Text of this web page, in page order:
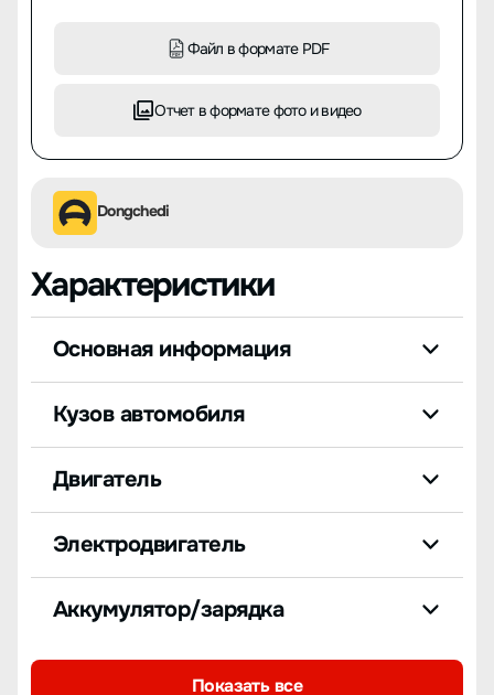
Файл в формате PDF
Отчет в формате фото и видео
Dongchedi
Характеристики
Основная информация
Кузов автомобиля
Двигатель
Электродвигатель
Аккумулятор/зарядка
Показать все